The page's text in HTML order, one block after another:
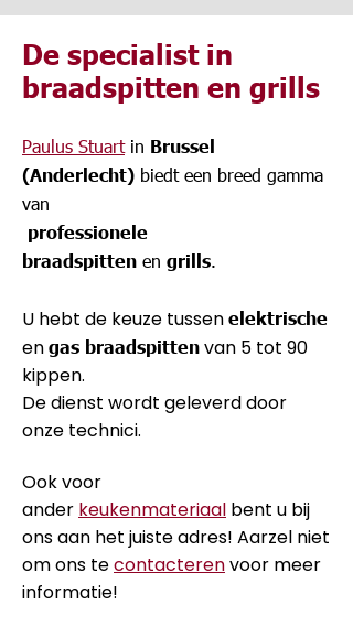
De specialist in
braadspitten en grills
Paulus Stuartin Brussel
(Anderlecht) biedt een breed gamma
van
professionele
braadspitten en grills.
U hebt de keuze tussen elektrische
en gas braadspitten van 5 tot 90
kippen.
De dienst wordt geleverd door
onze technici.
Ook voor
ander keukenmateriaal bent u bij
ons aan het juiste adres! Aarzel niet
om ons tecontacterenvoor meer
informatie!